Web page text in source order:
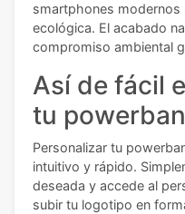
smartphones modernos
ecológica. El acabado
compromiso ambiental
Así de fácil
tu
Personalizar tu
intuitivo y rápido.
deseada y accede al
subir tu logotipo en